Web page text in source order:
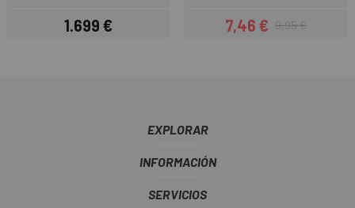
Precio
1.699 € Precio
7,46 €Precio regular
9,95 €
EXPLORAR
INFORMACIÓN
SERVICIOS